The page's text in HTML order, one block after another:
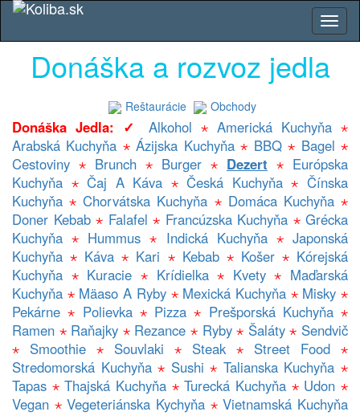
Donáška a rozvoz jedla
Reštaurácie Obchody
Donáška Jedla: ✓ Alkohol ⋆ Americká Kuchyňa⋆
Arabská Kuchyňa ⋆Ázijska Kuchyňa⋆ BBQ⋆ Bagel ⋆
Cestoviny ⋆ Brunch ⋆ Burger ⋆ Dezert ⋆ Európska
Kuchyňa ⋆Čaj A Káva ⋆Česká Kuchyňa⋆Čínska
Kuchyňa ⋆Chorvátska Kuchyňa ⋆ Domáca Kuchyňa⋆
Doner Kebab⋆ Falafel ⋆ Francúzska Kuchyňa ⋆ Grécka
Kuchyňa ⋆ Hummus ⋆ Indická Kuchyňa⋆Japonská
Kuchyňa ⋆ Káva ⋆ Kari ⋆ Kebab⋆ Košer⋆ Kórejská
Kuchyňa ⋆ Kuracie ⋆ Krídielka⋆ Kvety⋆ Maďarská
Kuchyňa ⋆ Mäaso A Ryby⋆ Mexická Kuchyňa⋆ Misky ⋆
Pekárne ⋆ Polievka⋆ Pizza ⋆ Prešporská Kuchyňa⋆
Ramen ⋆ Raňajky ⋆ Rezance ⋆ Ryby⋆ Šaláty⋆ Sendvič
⋆ Smoothie ⋆ Souvlaki ⋆ Steak⋆ Street Food ⋆
Stredomorská Kuchyňa⋆ Sushi ⋆ Talianska Kuchyňa ⋆
Tapas ⋆Thajská Kuchyňa ⋆Turecká Kuchyňa ⋆ Udon ⋆
Vegan ⋆Vegeteriánska Kychyňa ⋆Vietnamská Kuchyňa